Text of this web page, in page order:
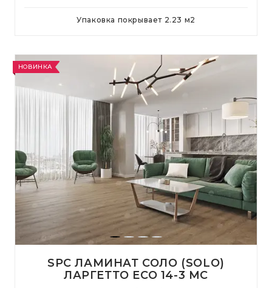
Упаковка покрывает 2.23 м2
НОВИНКА
SPC ЛАМИНАТ СОЛО (SOLO)
ЛАРГЕТТО ЕСО 14-3 MC